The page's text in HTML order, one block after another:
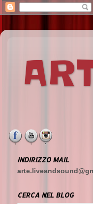
INDIRIZZO MAIL
CERCA NEL BLOG